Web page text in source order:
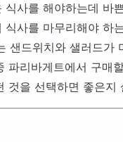
식사를 해야하는데 바
식사를 마무리해야 하
샌드위치와 샐러드
파리바게트에서 구매
것을 선택하면 좋은지